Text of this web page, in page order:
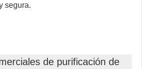
segura.
de purificación de